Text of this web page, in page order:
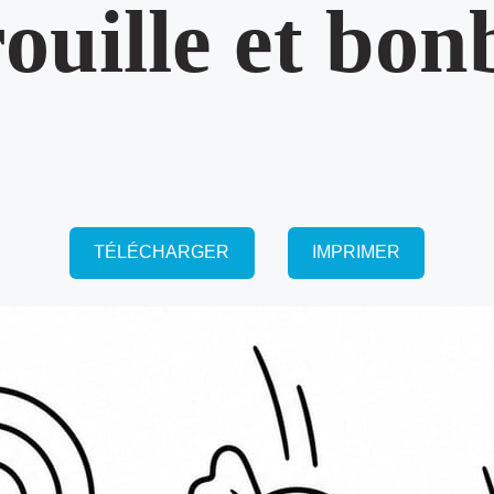
et
TÉLÉCHARGER IMPRIMER